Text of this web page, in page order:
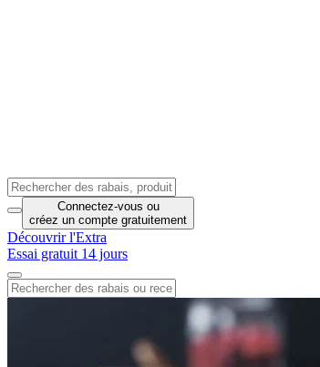
Connectez-vous ou
créez un compte gratuitement
Découvrir l'Extra
Essai gratuit 14 jours